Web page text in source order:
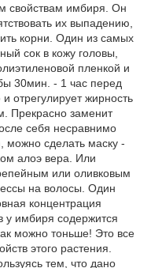
свойствам имбиря. Он
их выпадению,
корни. Один из самых
сок в кожу головы,
пленкой и
30мин. - 1 час перед
отрегулирует жирность
Прекрасно заменит
себя несравнимо
можно сделать маску -
алоэ вера. Или
или оливковым
на волосы. Один
концентрация
у имбиря содержится
можно тоньше! Это все
этого растения.
тем, что дано